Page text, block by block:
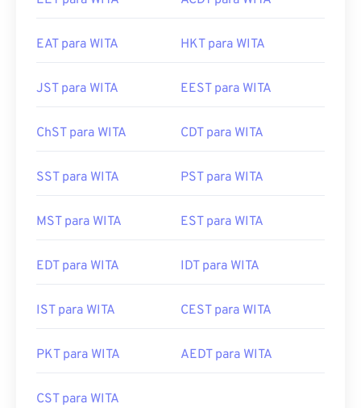
EAT para WITA HKT para WITA
JST para WITA EEST para WITA
ChST para WITA CDT para WITA
SST para WITA PST para WITA
MST para WITA EST para WITA
EDT para WITA IDT para WITA
IST para WITA CEST para WITA
PKT para WITA AEDT para WITA
CST para WITA